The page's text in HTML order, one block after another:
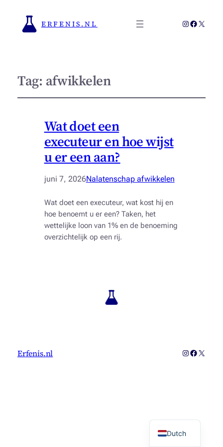
ERFENIS.NL Instagram
X
Tag: afwikkelen
Wat doet een
executeur en hoe wijst
u er een aan?
juni 7, 2026Nalatenschap afwikkelen
Wat doet een executeur, wat kost hij en
hoe benoemt u er een? Taken, het
wettelijke loon van 1% en de benoeming
overzichtelijk op een rij.
Erfenis.nl Instagram
X
Dutch